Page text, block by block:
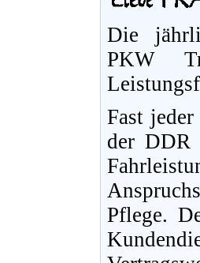
Die
PKW
Fast
der DDR
Pflege.